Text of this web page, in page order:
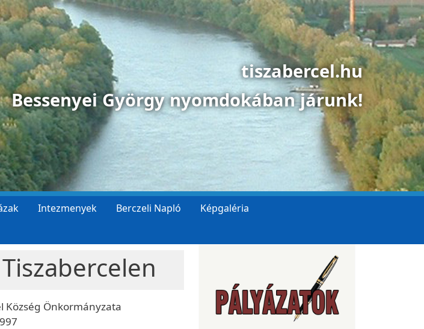
tiszabercel.hu
Bessenyei György nyomdokában járunk!
Intezmenyek Berczeli Napló
Képgaléria
Község Önkormányzata